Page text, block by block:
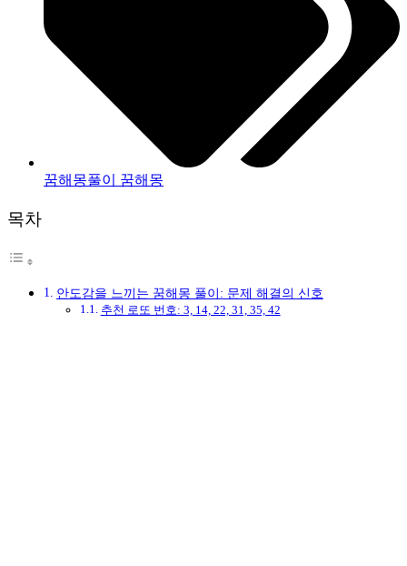
꿈해몽풀이 꿈해몽
목차
안도감을 느끼는 꿈해몽 풀이: 문제 해결의 신호
추천 로또 번호: 3, 14, 22, 31, 35, 42